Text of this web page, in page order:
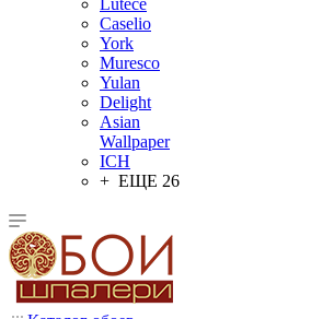
Lutece
Caselio
York
Muresco
Yulan
Delight
Asian
Wallpaper
ICH
+ ЕЩЕ 26